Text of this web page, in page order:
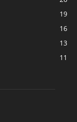
19
16
13
11